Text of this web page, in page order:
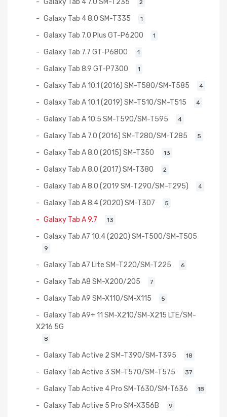
2
Galaxy Tab 4 8.0 SM-T335 1
Galaxy Tab 7.0 Plus GT-P6200 1
Galaxy Tab 7.7 GT-P6800 1
Galaxy Tab 8.9 GT-P7300 1
Galaxy Tab A 10.1 (2016) SM-T580/SM-T585 4
Galaxy Tab A 10.1 (2019) SM-T510/SM-T515 4
Galaxy Tab A 10.5 SM-T590/SM-T595 4
Galaxy Tab A 7.0 (2016) SM-T280/SM-T285 5
Galaxy Tab A 8.0 (2015) SM-T350 13
Galaxy Tab A 8.0 (2017) SM-T380 2
Galaxy Tab A 8.0 (2019 SM-T290/SM-T295) 4
Galaxy Tab A 8.4 (2020) SM-T307 5
Galaxy Tab A 9.7 13
Galaxy Tab A7 10.4 (2020) SM-T500/SM-T505
9
Galaxy Tab A7 Lite SM-T220/SM-T225 6
Galaxy Tab A8 SM-X200/205 7
Galaxy Tab A9 SM-X110/SM-X115 5
Galaxy Tab A9+ 11 SM-X210/SM-X215 LTE/SM-
X216 5G
8
Galaxy Tab Active 2 SM-T390/SM-T395 18
Galaxy Tab Active 3 SM-T570/SM-T575 37
Galaxy Tab Active 4 Pro SM-T630/SM-T636 18
Galaxy Tab Active 5 Pro SM-X356B 9